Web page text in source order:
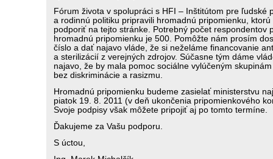
Fórum života v spolupráci s HFI – Inštitútom pre ľudské
a rodinnú politiku pripravili hromadnú pripomienku, ktorú
podporiť na tejto stránke. Potrebný počet respondentov
hromadnú pripomienku je 500. Pomôžte nám prosím
číslo a dať najavo vláde, že si neželáme financovanie
a sterilizácií z verejných zdrojov. Súčasne tým dáme
najavo, že by mala pomoc sociálne vylúčeným
bez diskriminácie a rasizmu.
Hromadnú pripomienku budeme zasielať ministerstvu
piatok 19. 8. 2011 (v deň ukončenia pripomienkového
Svoje podpisy však môžete pripojiť aj po tomto termíne.
Ďakujeme za Vašu podporu.
S úctou,